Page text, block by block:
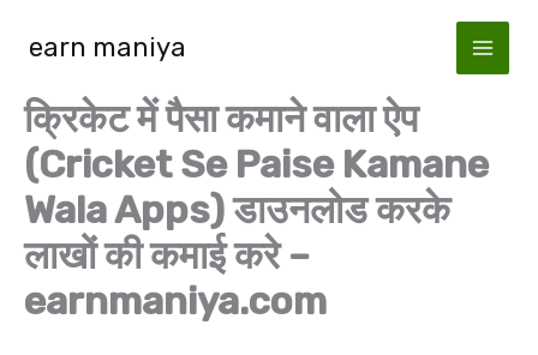
earn maniya
क्रिकेट में पैसा कमाने वाला ऐप
(Cricket Se Paise Kamane
Wala Apps) डाउनलोड करके
लाखों की कमाई करे –
earnmaniya.com